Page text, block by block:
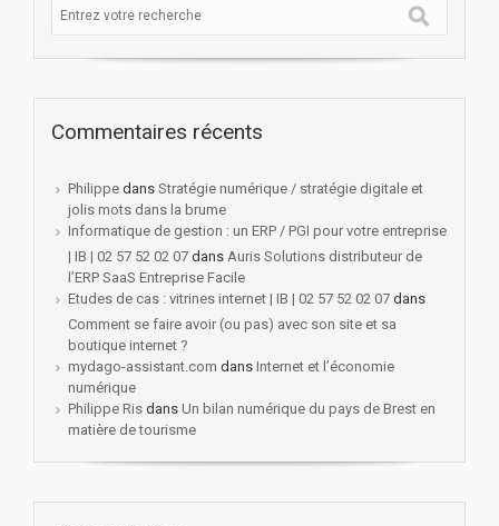
Commentaires récents
Philippe dans Stratégie numérique / stratégie digitale et
jolis mots dans la brume
Informatique de gestion : un ERP / PGI pour votre entreprise
| IB | 02 57 52 02 07 dans Auris Solutions distributeur de
l’ERP SaaS Entreprise Facile
Etudes de cas : vitrines internet | IB | 02 57 52 02 07 dans
Comment se faire avoir (ou pas) avec son site et sa
boutique internet ?
mydago-assistant.com dans Internet et l’économie
numérique
Philippe Ris dans Un bilan numérique du pays de Brest en
matière de tourisme